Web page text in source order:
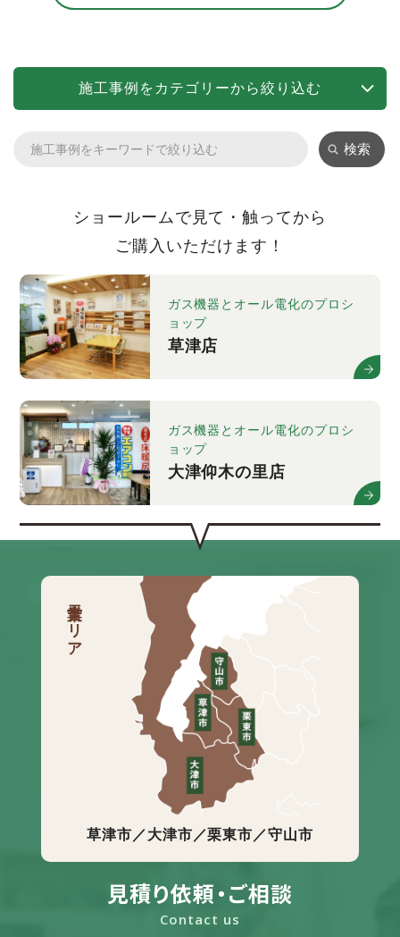
施工事例をカテゴリーから絞り込む
検索
ショールームで見て・触ってから
ご購入いただけます！
ガス機器とオール電化のプロシ
ョップ
草津店
ガス機器とオール電化のプロシ
ョップ
大津仰木の里店
営業エリア
草津市／大津市／栗東市／守山市
見積り依頼・ご相談
Contact us